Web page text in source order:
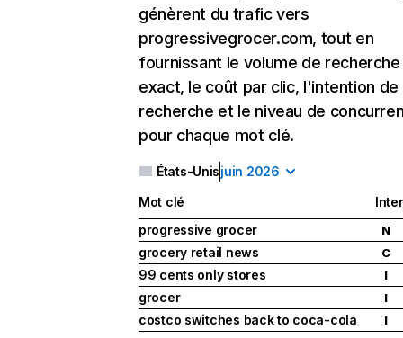
génèrent du trafic vers
progressivegrocer.com, tout en
fournissant le volume de recherche
exact, le coût par clic, l'intention de
recherche et le niveau de
pour chaque mot clé.
États-Unisjuin 2026
Mot clé
progressive grocer
N
grocery retail news C
99 cents only stores I
grocer I
costco switches back to coca-cola I